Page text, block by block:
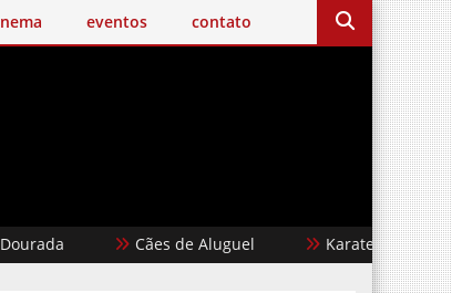
eventos contato
Cães de Aluguel Karate Kid: Lendas